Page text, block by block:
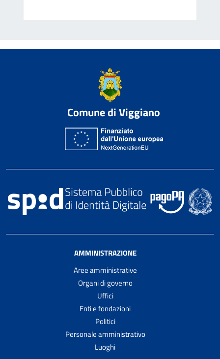
Comune di Viggiano
AMMINISTRAZIONE
Aree amministrative
Organi di governo
Uffici
Enti e fondazioni
Politici
Personale amministrativo
Luoghi